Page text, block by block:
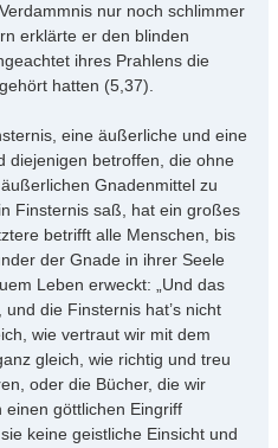
nur noch schlimmer
erklärte er den blinden
ihres Prahlens die
hatten (5,37).
eine äußerliche und eine
diejenigen betroffen, die ohne
Gnadenmittel zu
Finsternis saß, hat ein großes
betrifft alle Menschen, bis
der Gnade in ihrer Seele
Leben erweckt: „Und das
die Finsternis hat’s nicht
wie vertraut wir mit dem
gleich, wie richtig und treu
oder die Bücher, die wir
einen göttlichen Eingriff
keine geistliche Einsicht und